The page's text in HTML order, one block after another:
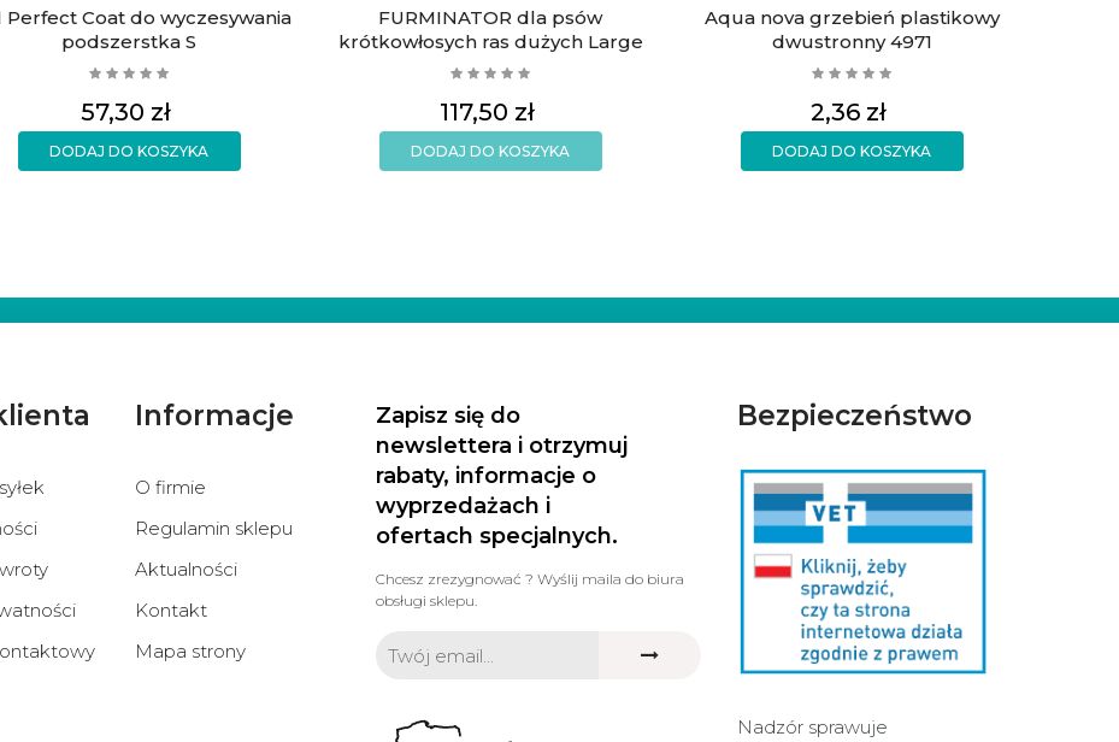
Perfect Coat do wyczesywania
podszerstka S
Cena
57,30 zł
DODAJ DO KOSZYKA
FURMINATOR dla psów
krótkowłosych ras dużych Large
Cena
117,50 zł
DODAJ DO KOSZYKA
Aqua nova grzebień plastikowy
dwustronny 4971
Cena
2,36 zł
DODAJ DO KOSZYKA
Informacje
O firmie
Regulamin sklepu
Aktualności
Kontakt
Mapa strony
Zapisz się do
newslettera i otrzymuj
rabaty, informacje o
wyprzedażach i
ofertach specjalnych.
Chcesz zrezygnować ? Wyślij maila do biura
obsługi sklepu.
Bezpieczeństwo
Nadzór sprawuje